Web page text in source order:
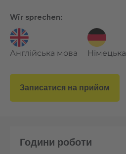
Wir sprechen:
Англійська мова Німецька
Записатися на прийом
Години роботи